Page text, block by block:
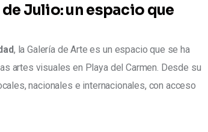
de Julio: un espacio que
, la Galería de Arte es un espacio que se ha
artes visuales en Playa del Carmen. Desde su
nacionales e internacionales, con acceso